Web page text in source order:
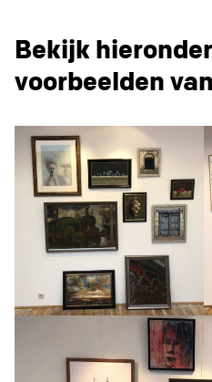
Bekijk
voorbeelden